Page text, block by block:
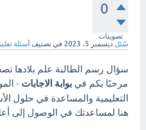
0
تصويتات
سُئل ديسمبر 5، 2023 في تصنيف أسئلة
سؤال رسم الطالبة علم بلادها
مرحبًا بكم في بوابة الاجابات -
التعليمية والمساعدة في حلول
هنا لمساعدتك في الوصول إلى